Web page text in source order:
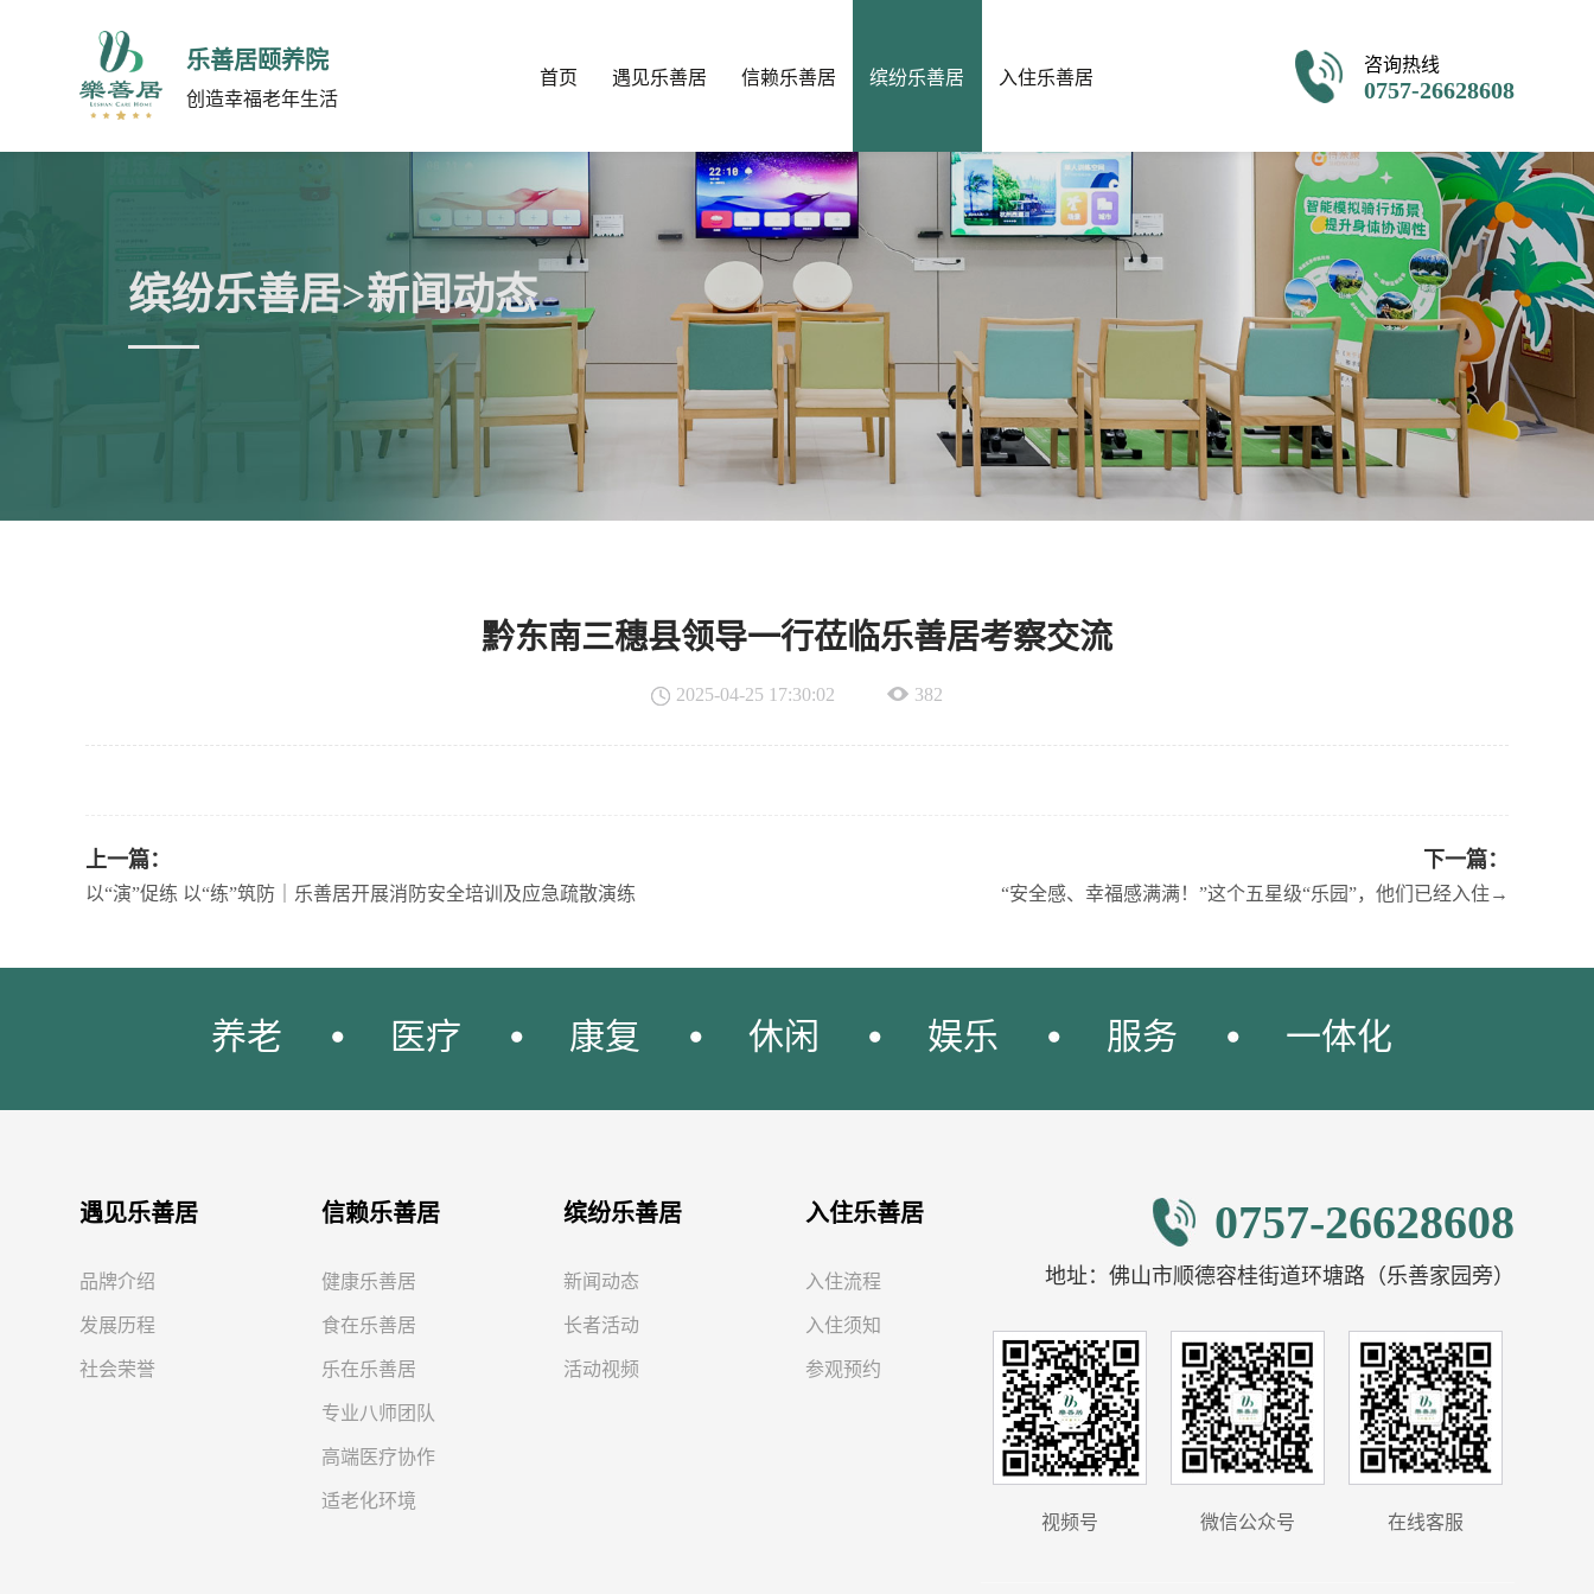
乐善居颐养院
创造幸福老年生活
首页 遇见乐善居 信赖乐善居 缤纷乐善居 入住乐善居
咨询热线
0757-26628608
缤纷乐善居>新闻动态
黔东南三穗县领导一行莅临乐善居考察交流
2025-04-25 17:30:02 382
上一篇：
以“演”促练 以“练”筑防｜乐善居开展消防安全培训及应急疏散演练
下一篇：
“安全感、幸福感满满！”这个五星级“乐园”，他们已经入住→
养老 医疗 康复 休闲 娱乐 服务 一体化
遇见乐善居
品牌介绍
发展历程
社会荣誉
信赖乐善居
健康乐善居
食在乐善居
乐在乐善居
专业八师团队
高端医疗协作
适老化环境
缤纷乐善居
新闻动态
长者活动
活动视频
入住乐善居
入住流程
入住须知
参观预约
0757-26628608
地址：佛山市顺德容桂街道环塘路（乐善家园旁）
视频号 微信公众号 在线客服